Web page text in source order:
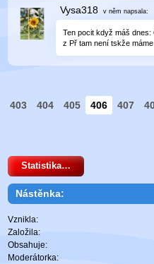
Vysa318 v něm napsala:
Ten pocit když máš dnes:
z Př tam není tskže
403 404 405 406 407
Statistika…
Nástěnka:
Vznikla:
Založila:
Obsahuje:
Moderátorka: